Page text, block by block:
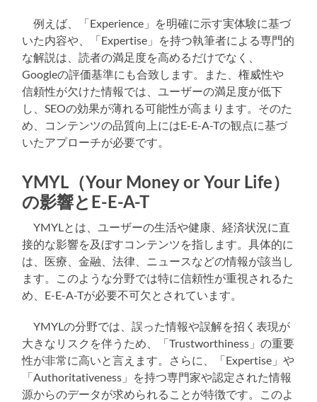
例えば、「Experience」を明確に示す実体験に基づ
いた内容や、「Expertise」を持つ執筆者による専門的
な解説は、読者の満足度を高めるだけでなく、
Googleの評価基準にも合致します。また、権威性や
信頼性が欠けた情報では、ユーザーの満足度が低下
し、SEOの効果が薄れる可能性が高まります。そのた
め、コンテンツの品質向上にはE-E-A-Tの観点に基づ
いたアプローチが必要です。
YMYL（Your Money or Your Life）
の影響とE-E-A-T
YMYLとは、ユーザーの生活や健康、経済状況に直
接的な影響を及ぼすコンテンツを指します。具体的に
は、医療、金融、法律、ニュースなどの情報が該当し
ます。このような分野では特に信頼性が重視されるた
め、E-E-A-Tが必要不可欠とされています。
YMYLの分野では、誤った情報や誤解を招く表現が
大きなリスクを伴うため、「Trustworthiness」の重要
性が非常に高いと言えます。さらに、「Expertise」や
「Authoritativeness」を持つ専門家や認定された情報
源からのデータが求められることが特徴です。このよ